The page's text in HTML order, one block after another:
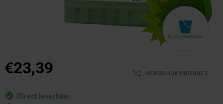
€23,39 VERGELIJK PRODUCT
Direct leverbaar